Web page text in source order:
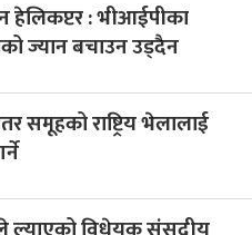
हेलिकप्टर : भीआईपीका
ज्यान बचाउन उड्दैन
समूहको राष्ट्रिय भेलालाई